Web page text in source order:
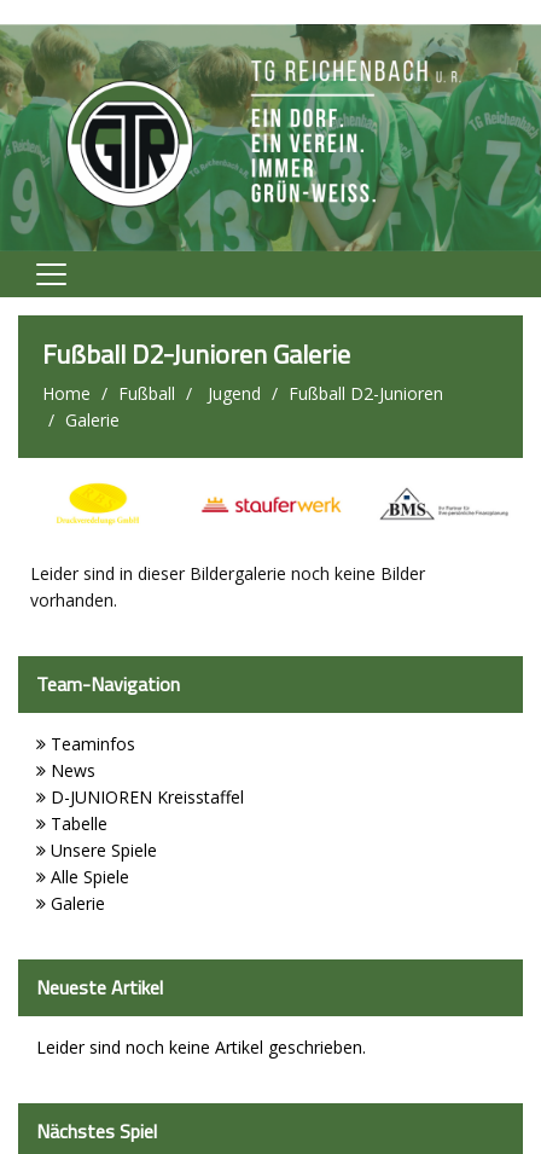
Home
Fußball
Tennis
Sport - Kids
Sport - Mixed
Sponsoren
Trainingszeiten
Spielstätten
Vorstand
Fußball D2-Junioren Galerie
Home Fußball Jugend
Fußball D2-Junioren
Galerie
Leider sind in dieser Bildergalerie noch keine Bilder
vorhanden.
Team-Navigation
Teaminfos
News
D-JUNIOREN Kreisstaffel
Tabelle
Unsere Spiele
Alle Spiele
Galerie
Neueste Artikel
Leider sind noch keine Artikel geschrieben.
Nächstes Spiel